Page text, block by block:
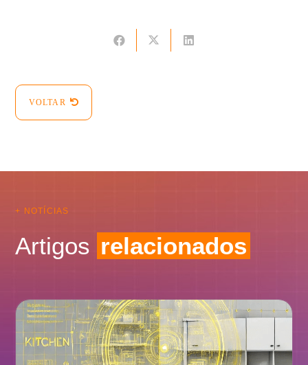
VOLTAR
+ NOTÍCIAS
Artigos relacionados